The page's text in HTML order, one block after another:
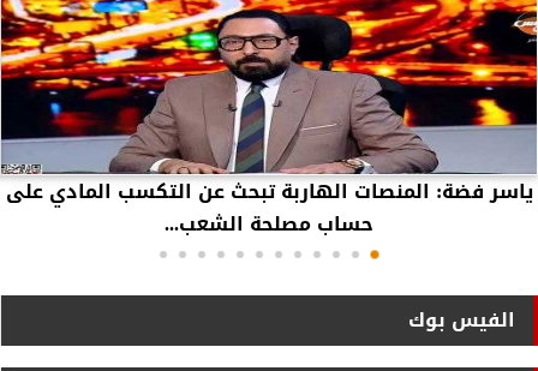
ياسر فضة: المنصات الهاربة تبحث عن التكسب المادي على
حساب مصلحة الشعب...
الفيس بوك